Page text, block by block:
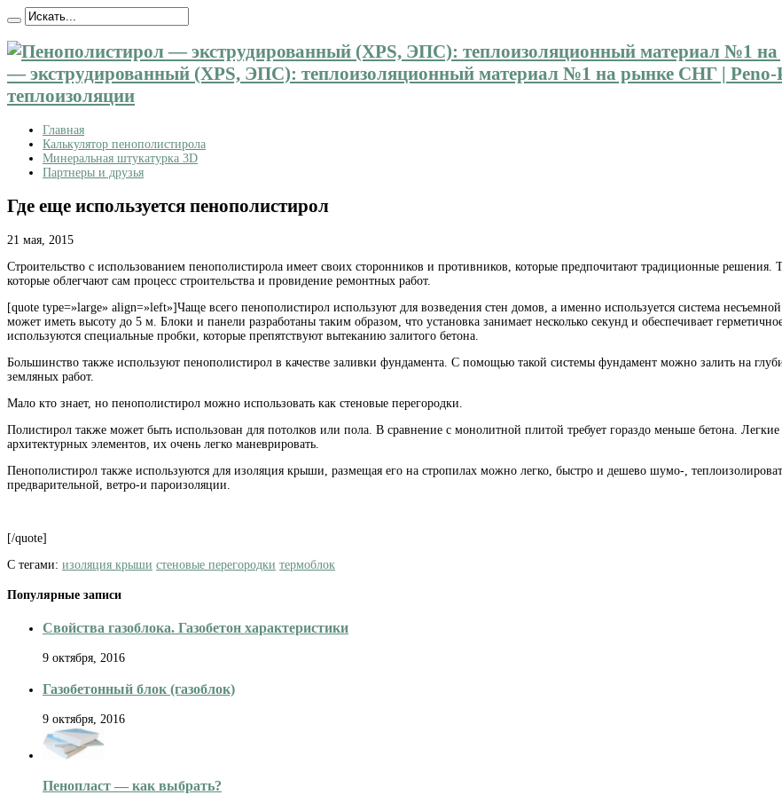
— экструдированный (XPS, ЭПС): теплоизоляционный материал №1 на рынке СНГ | Peno-
теплоизоляции
Главная
Калькулятор пенополистирола
Минеральная штукатурка 3D
Партнеры и друзья
Где еще используется пенополистирол
21 мая, 2015
Строительство с использованием пенополистирола имеет своих сторонников и противников, которые предпочитают традиционные решения.
которые облегчают сам процесс строительства и провидение ремонтных работ.
[quote type=»large» align=»left»]Чаще всего пенополистирол используют для возведения стен домов, а именно используется система
может иметь высоту до 5 м. Блоки и панели разработаны таким образом, что установка занимает несколько секунд и обеспечивает
используются специальные пробки, которые препятствуют вытеканию залитого бетона.
Большинство также используют пенополистирол в качестве заливки фундамента. С помощью такой системы фундамент можно залить на
земляных работ.
Мало кто знает, но пенополистирол можно использовать как стеновые перегородки.
Полистирол также может быть использован для потолков или пола. В сравнение с монолитной плитой требует гораздо меньше бетона.
архитектурных элементов, их очень легко маневрировать.
Пенополистирол также используются для изоляция крыши, размещая его на стропилах можно легко, быстро и дешево шумо-,
предварительной, ветро-и пароизоляции.
[/quote]
С тегами: изоляция крыши стеновые перегородки термоблок
Популярные записи
Свойства газоблока. Газобетон характеристики
9 октября, 2016
Газобетонный блок (газоблок)
9 октября, 2016
Пенопласт — как выбрать?